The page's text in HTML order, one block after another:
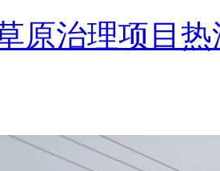
原治理项目